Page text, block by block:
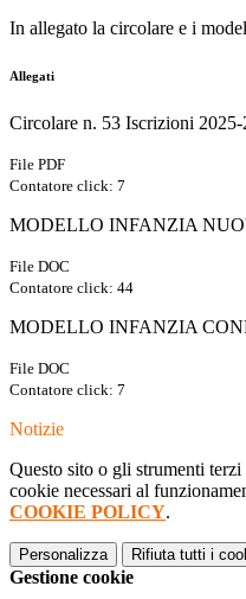
In allegato la circolare e i
Allegati
Circolare n. 53 Iscrizioni
File PDF
Contatore click: 7
MODELLO INFANZIA
File DOC
Contatore click: 44
MODELLO INFANZIA
File DOC
Contatore click: 7
Notizie
Questo sito o gli strumenti
cookie necessari al
COOKIE POLICY.
Personalizza Rifiuta tutti i
Gestione cookie